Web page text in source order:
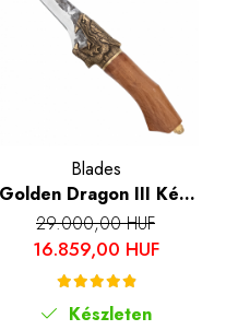
Blades
Golden Dragon III Kés,
konyha és kemping,
kalapált hammerhead,
7Cr17 acél, 28.5 cm
29.000,00 HUF
16.859,00 HUF
Készleten